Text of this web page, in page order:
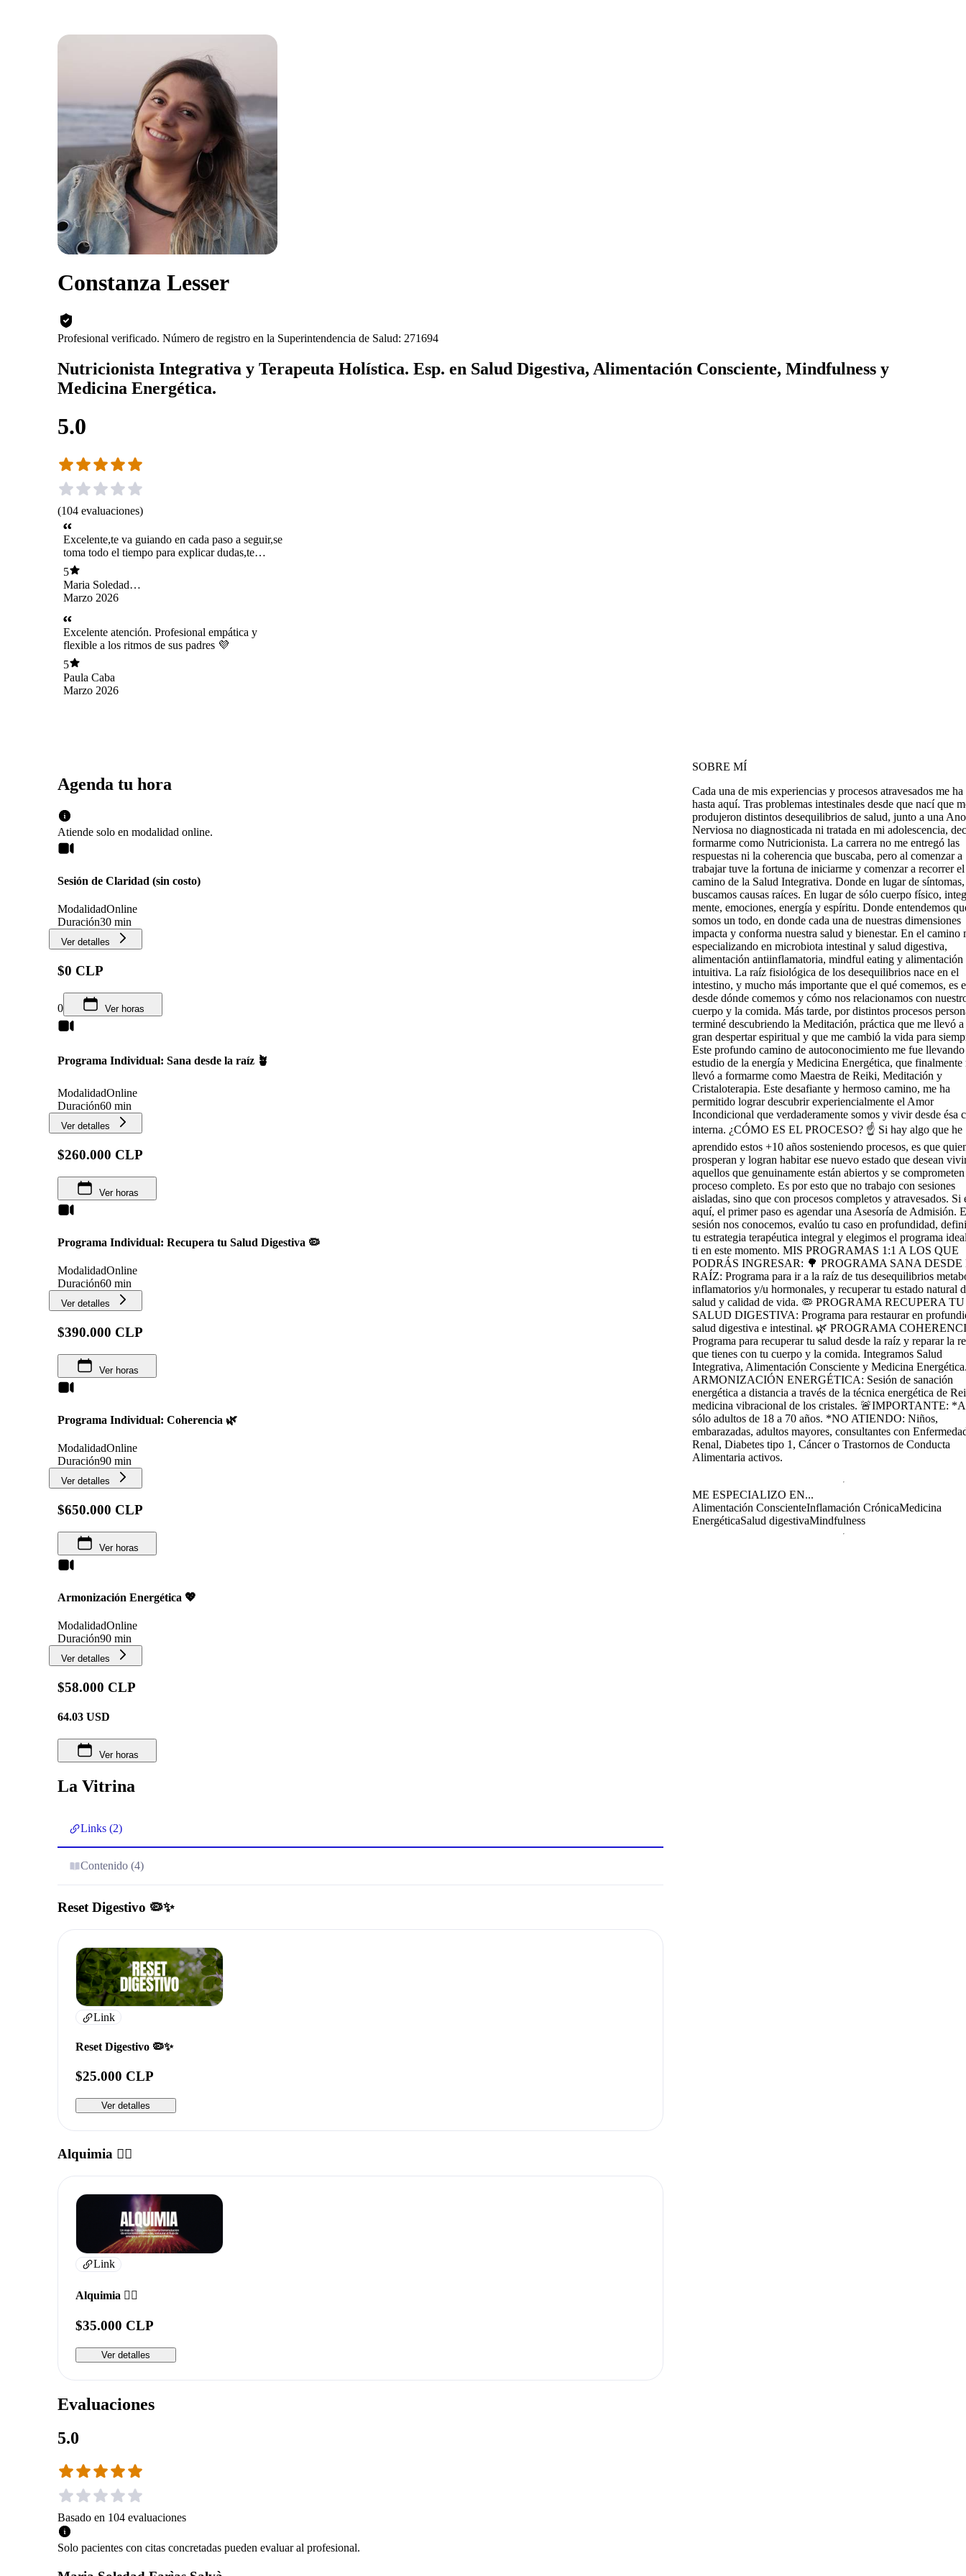
Constanza Lesser
Profesional verificado. Número de registro en la Superintendencia de Salud: 271694
Nutricionista Integrativa y Terapeuta Holística. Esp. en Salud Digestiva, Alimentación Consciente, Mindfulness y
Medicina Energética.
5.0
(104 evaluaciones)
Excelente,te va guiando en cada paso a seguir,se
toma todo el tiempo para explicar dudas,te
responde los mails cuando se los envías,muy
preocupada por sus pacientes.
5
Maria Soledad
Farìas Salvà
Marzo 2026
Excelente atención. Profesional empática y
flexible a los ritmos de sus padres 💜
5
Paula Caba
Marzo 2026
Agenda tu hora
Atiende solo en modalidad online.
Sesión de Claridad (sin costo)
ModalidadOnline
Duración30 min
Ver detalles
$0 CLP
0 Ver horas
Programa Individual: Sana desde la raíz 🪴
ModalidadOnline
Duración60 min
Ver detalles
$260.000 CLP
Ver horas
Programa Individual: Recupera tu Salud Digestiva 🦠
ModalidadOnline
Duración60 min
Ver detalles
$390.000 CLP
Ver horas
Programa Individual: Coherencia 🌿
ModalidadOnline
Duración90 min
Ver detalles
$650.000 CLP
Ver horas
Armonización Energética 💖
ModalidadOnline
Duración90 min
Ver detalles
$58.000 CLP
64.03 USD
Ver horas
La Vitrina
Links (2)
Contenido (4)
Reset Digestivo 🦠✨
Link
Reset Digestivo 🦠✨
$25.000 CLP
Ver detalles
Alquimia ❤️‍🔥
Link
Alquimia ❤️‍🔥
$35.000 CLP
Ver detalles
Evaluaciones
5.0
Basado en 104 evaluaciones
Solo pacientes con citas concretadas pueden evaluar al profesional.
SOBRE MÍ
Cada una de mis experiencias y procesos atravesados me
hasta aquí. Tras problemas intestinales desde que nací que
produjeron distintos desequilibrios de salud, junto a una
Nerviosa no diagnosticada ni tratada en mi adolescencia,
formarme como Nutricionista. La carrera no me entregó las
respuestas ni la coherencia que buscaba, pero al comenzar a
trabajar tuve la fortuna de iniciarme y comenzar a recorrer el
camino de la Salud Integrativa. Donde en lugar de síntomas,
buscamos causas raíces. En lugar de sólo cuerpo físico,
mente, emociones, energía y espíritu. Donde entendemos
somos un todo, en donde cada una de nuestras dimensiones
impacta y conforma nuestra salud y bienestar. En el camino
especializando en microbiota intestinal y salud digestiva,
alimentación antiinflamatoria, mindful eating y alimentación
intuitiva. La raíz fisiológica de los desequilibrios nace en el
intestino, y mucho más importante que el qué comemos, es
desde dónde comemos y cómo nos relacionamos con
cuerpo y la comida. Más tarde, por distintos procesos
terminé descubriendo la Meditación, práctica que me llevó
gran despertar espiritual y que me cambió la vida para
Este profundo camino de autoconocimiento me fue
estudio de la energía y Medicina Energética, que finalmente
llevó a formarme como Maestra de Reiki, Meditación y
Cristaloterapia. Este desafiante y hermoso camino, me ha
permitido lograr descubrir experiencialmente el Amor
Incondicional que verdaderamente somos y vivir desde ésa
interna. ¿CÓMO ES EL PROCESO? ☝️ Si hay algo que he
aprendido estos +10 años sosteniendo procesos, es que
prosperan y logran habitar ese nuevo estado que desean
aquellos que genuinamente están abiertos y se
proceso completo. Es por esto que no trabajo con sesiones
aisladas, sino que con procesos completos y atravesados. Si
aquí, el primer paso es agendar una Asesoría de Admisión.
sesión nos conocemos, evalúo tu caso en profundidad,
tu estrategia terapéutica integral y elegimos el programa
ti en este momento. MIS PROGRAMAS 1:1 A LOS QUE
PODRÁS INGRESAR: 🌳 PROGRAMA SANA DESDE
RAÍZ: Programa para ir a la raíz de tus desequilibrios
inflamatorios y/u hormonales, y recuperar tu estado natural
salud y calidad de vida. 🦠 PROGRAMA RECUPERA TU
SALUD DIGESTIVA: Programa para restaurar en
salud digestiva e intestinal. 🌿 PROGRAMA
Programa para recuperar tu salud desde la raíz y reparar la
que tienes con tu cuerpo y la comida. Integramos Salud
Integrativa, Alimentación Consciente y Medicina
ARMONIZACIÓN ENERGÉTICA: Sesión de sanación
energética a distancia a través de la técnica energética de
medicina vibracional de los cristales. 🚨IMPORTANTE:
sólo adultos de 18 a 70 años. *NO ATIENDO: Niños,
embarazadas, adultos mayores, consultantes con
Renal, Diabetes tipo 1, Cáncer o Trastornos de Conducta
Alimentaria activos.
ME ESPECIALIZO EN...
Alimentación ConscienteInflamación CrónicaMedicina
EnergéticaSalud digestivaMindfulness